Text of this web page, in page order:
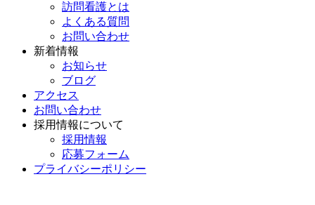
訪問看護とは
よくある質問
お問い合わせ
新着情報
お知らせ
ブログ
アクセス
お問い合わせ
採用情報について
採用情報
応募フォーム
プライバシーポリシー